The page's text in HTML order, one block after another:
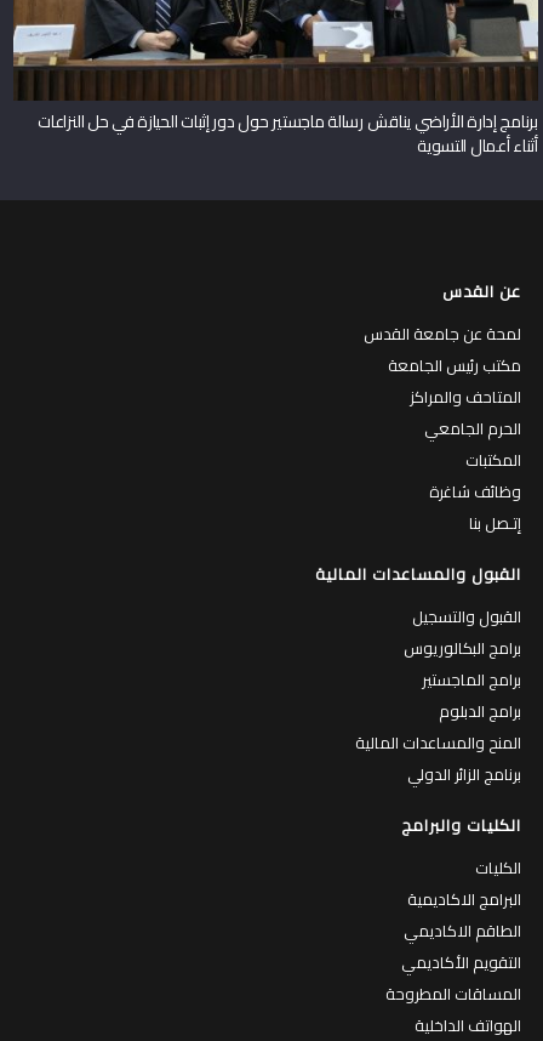
برنامج إدارة الأراضي يناقش رسالة ماجستير حول دور إثبات الحيازة في حل النزاعات
أثناء أعمال التسوية
عن القدس
لمحة عن جامعة القدس
مكتب رئيس الجامعة
المتاحف والمراكز
الحرم الجامعي
المكتبات
وظائف شاغرة
إتـصل بنا
القبول والمساعدات المالية
القبول والتسجيل
برامج البكالوريوس
برامج الماجستير
برامج الدبلوم
المنح والمساعدات المالية
برنامج الزائر الدولي
الكليات والبرامج
الكليات
البرامج الاكاديمية
الطاقم الاكاديمي
التقويم الأكاديمي
المساقات المطروحة
الهواتف الداخلية